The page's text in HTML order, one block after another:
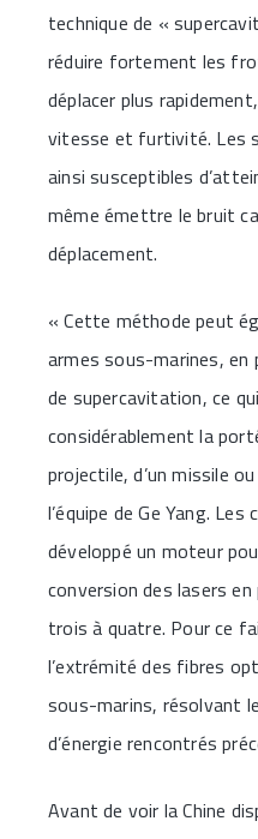
technique de «
réduire fortement les
déplacer plus
vitesse et furtivité. Les
ainsi susceptibles
même émettre le bruit
déplacement.
« Cette méthode peut
armes sous-marines, en
de supercavitation, ce
considérablement la
projectile, d’un missile
l’équipe de Ge Yang.
développé un moteur
conversion des lasers
trois à quatre. Pour ce
l’extrémité des fibres
sous-marins, résolvant
d’énergie rencontrés
Avant de voir la Chine